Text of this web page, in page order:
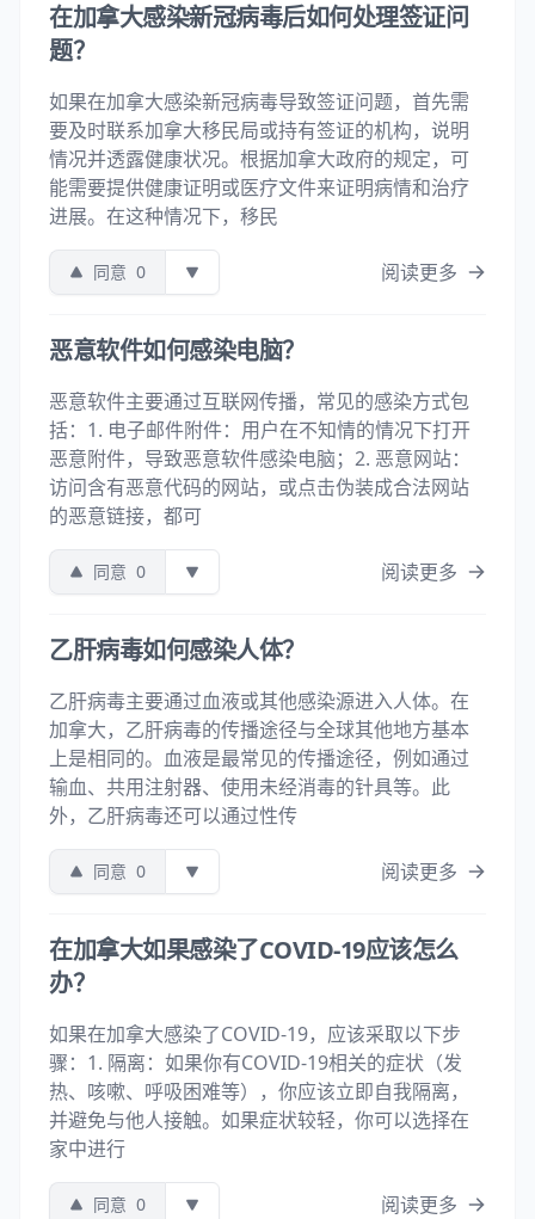
在加拿大感染新冠病毒后如何处理签证问
题？
如果在加拿大感染新冠病毒导致签证问题，首先需
要及时联系加拿大移民局或持有签证的机构，说明
情况并透露健康状况。根据加拿大政府的规定，可
能需要提供健康证明或医疗文件来证明病情和治疗
进展。在这种情况下，移民
同意 0 阅读更多
恶意软件如何感染电脑？
恶意软件主要通过互联网传播，常见的感染方式包
括：1. 电子邮件附件：用户在不知情的情况下打开
恶意附件，导致恶意软件感染电脑；2. 恶意网站：
访问含有恶意代码的网站，或点击伪装成合法网站
的恶意链接，都可
同意 0 阅读更多
乙肝病毒如何感染人体？
乙肝病毒主要通过血液或其他感染源进入人体。在
加拿大，乙肝病毒的传播途径与全球其他地方基本
上是相同的。血液是最常见的传播途径，例如通过
输血、共用注射器、使用未经消毒的针具等。此
外，乙肝病毒还可以通过性传
同意 0 阅读更多
在加拿大如果感染了COVID-19应该怎么
办？
如果在加拿大感染了COVID-19，应该采取以下步
骤：1. 隔离：如果你有COVID-19相关的症状（发
热、咳嗽、呼吸困难等），你应该立即自我隔离，
并避免与他人接触。如果症状较轻，你可以选择在
家中进行
同意 0 阅读更多